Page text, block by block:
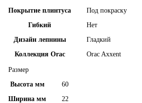
Покрытие плинтуса
Под покраску
Гибкий
Нет
Дизайн лепнины
Гладкий
Коллекция Orac
Orac Axxent
Размер
Высота мм
60
Ширина мм
22